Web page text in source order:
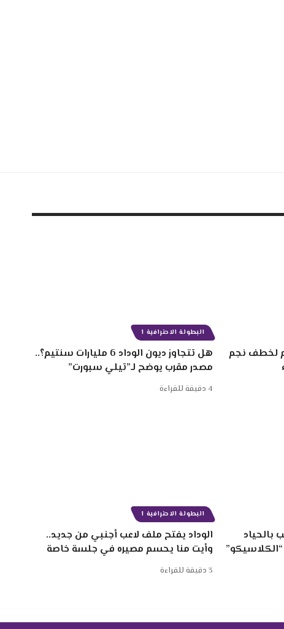
سنتيم لخطف نجم
البطولة الاحترافية 1
هل تتجاوز ديون الوداد 6 مليارات سنتيم؟..
مصدر مقرب يوضح لـ”تيلي سبورت”
4 دقيقة للقراءة
بالحياد
البطولة الاحترافية 1
الوداد يفتح ملف لاعب أجنبي من جديد..
وأيت منا يحسم مصيره في جلسة خاصة
3 دقيقة للقراءة